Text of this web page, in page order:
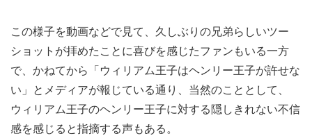
この様子を動画などで見て、久しぶりの兄弟らしいツー
ショットが拝めたことに喜びを感じたファンもいる一方
で、かねてから「ウィリアム王子はヘンリー王子が許せな
い」とメディアが報じている通り、当然のこととして、
ウィリアム王子のヘンリー王子に対する隠しきれない不信
感を感じると指摘する声もある。